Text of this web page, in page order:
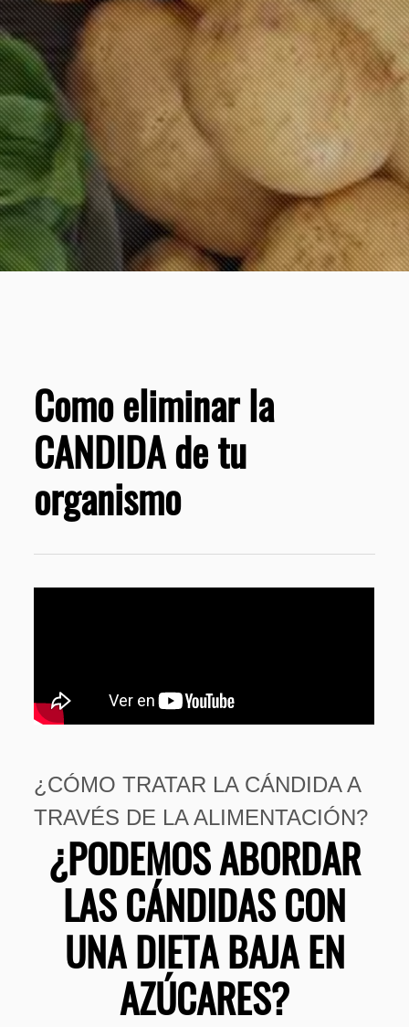
Como eliminar la
CANDIDA de tu
organismo
¿CÓMO TRATAR LA CÁNDIDA A
TRAVÉS DE LA ALIMENTACIÓN?
¿PODEMOS ABORDAR
LAS CÁNDIDAS CON
UNA DIETA BAJA EN
AZÚCARES?